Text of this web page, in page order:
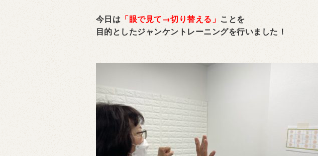
今日は 「眼で見て→切り替える」 ことを
目的としたジャンケントレーニングを行いました！